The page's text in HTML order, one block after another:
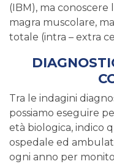
(IBM), ma conoscere
magra muscolare,
totale (intra – extra
Tra le indagini
possiamo eseguire
età biologica, indico
ospedale ed
ogni anno per